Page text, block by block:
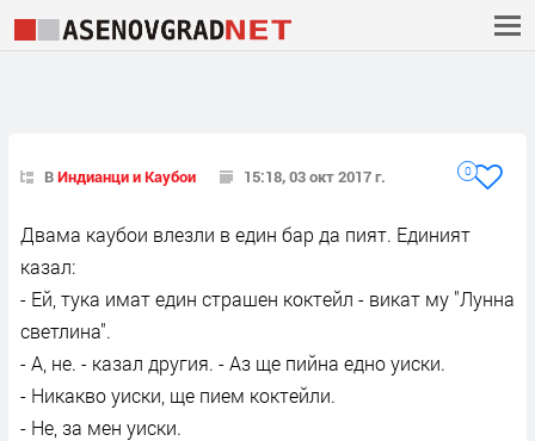
ВИндианци и Каубои 15:18, 03 окт 2017 г. 0
Двама каубои влезли в един бар да пият. Единият
казал:
- Ей, тука имат един страшен коктейл - викат му "Лунна
светлина".
- А, не. - казал другия. - Аз ще пийна едно уиски.
- Никакво уиски, ще пием коктейли.
- Не, за мен уиски.